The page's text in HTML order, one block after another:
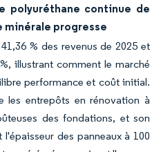
polyuréthane continue de
minérale progresse
% des revenus de 2025 et
illustrant comment le marché
performance et coût initial.
les entrepôts en rénovation à
des fondations, et son
des panneaux à 100